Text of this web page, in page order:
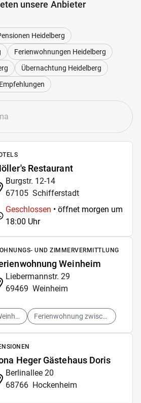
unsere Anbieter
Heidelberg
Ferienwohnungen Heidelberg
Übernachtung Heidelberg
Restaurant
Burgstr. 12-14
67105 Schifferstadt
Geschlossen • öffnet morgen um
18:00 Uhr
UND ZIMMERVERMITTLUNG
Weinheim
Liebermannstr. 29
69469 Weinheim
Ferienwohnung Weinheim Ferienwohnung zwischen Weinheim und Hemsbach
Heger Gästehaus Doris
Berlinallee 20
68766 Hockenheim